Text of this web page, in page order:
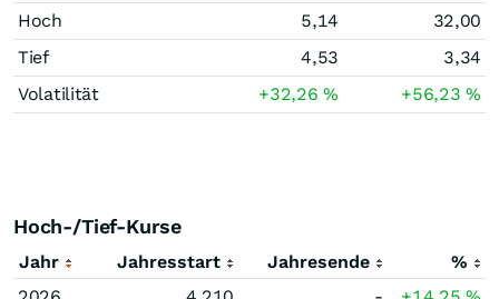
Hoch
5,14
32,00
Tief
4,53
3,34
Volatilität
+32,26% +56,23%
Hoch-/Tief-Kurse
Jahr Jahresstart Jahresende
%